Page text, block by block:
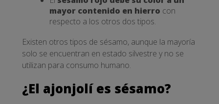
mayor contenido en hierro con
respecto a los otros dos tipos.
Existen otros tipos de sésamo, aunque la mayoría
solo se encuentran en estado silvestre y no se
utilizan para consumo humano.
¿El ajonjolí es sésamo?